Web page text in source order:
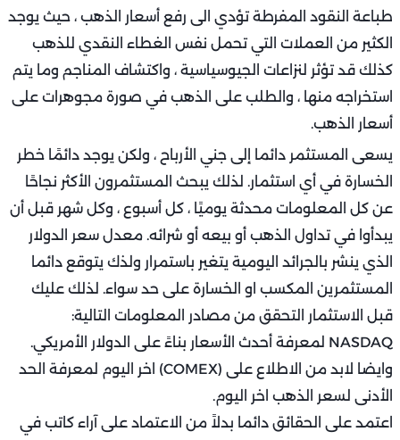
طباعة النقود المفرطة تؤدي الى رفع أسعار الذهب ، حيث يوجد
الكثير من العملات التي تحمل نفس الغطاء النقدي للذهب
كذلك قد تؤثر لنزاعات الجيوسياسية ، واكتشاف المناجم وما يتم
استخراجه منها ، والطلب على الذهب في صورة مجوهرات على
أسعار الذهب.
يسعى المستثمر دائما إلى جني الأرباح ، ولكن يوجد دائمًا خطر
الخسارة في أي استثمار. لذلك يبحث المستثمرون الأكثر نجاحًا
عن كل المعلومات محدثة يوميًا ، كل أسبوع ، وكل شهر قبل أن
يبدأوا في تداول الذهب أو بيعه أو شرائه. معدل سعر الدولار
الذي ينشر بالجرائد اليومية يتغير باستمرار ولذك يتوقع دائما
المستثمرين المكسب او الخسارة على حد سواء. لذلك عليك
قبل الاستثمار التحقق من مصادر المعلومات التالية:
NASDAQ لمعرفة أحدث الأسعار بناءً على الدولار الأمريكي.
وايضا لابد من الاطلاع على (COMEX) اخر اليوم لمعرفة الحد
الأدنى لسعر الذهب اخر اليوم.
اعتمد على الحقائق دائما بدلاً من الاعتماد على آراء كاتب في